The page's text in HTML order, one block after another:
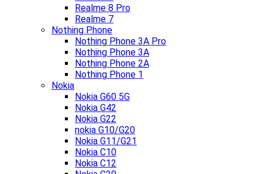
Realme 8 Pro
Realme 7
Nothing Phone
Nothing Phone 3A Pro
Nothing Phone 3A
Nothing Phone 2A
Nothing Phone 1
Nokia
Nokia G60 5G
Nokia G42
Nokia G22
nokia G10/G20
Nokia G11/G21
Nokia C10
Nokia C12